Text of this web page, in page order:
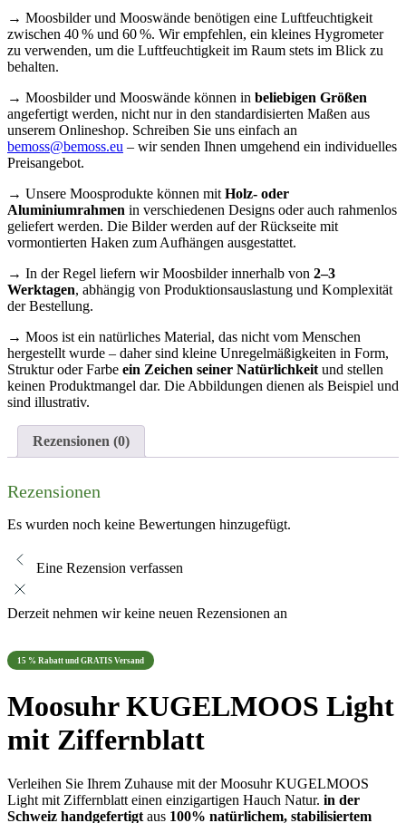
→ Moosbilder und Mooswände benötigen eine Luftfeuchtigkeit
zwischen 40 % und 60 %. Wir empfehlen, ein kleines Hygrometer
zu verwenden, um die Luftfeuchtigkeit im Raum stets im Blick zu
behalten.
→ Moosbilder und Mooswände können in beliebigen Größen
angefertigt werden, nicht nur in den standardisierten Maßen aus
unserem Onlineshop. Schreiben Sie uns einfach an
bemoss@bemoss.eu – wir senden Ihnen umgehend ein individuelles
Preisangebot.
→ Unsere Moosprodukte können mit Holz- oder
Aluminiumrahmen in verschiedenen Designs oder auch rahmenlos
geliefert werden. Die Bilder werden auf der Rückseite mit
vormontierten Haken zum Aufhängen ausgestattet.
→ In der Regel liefern wir Moosbilder innerhalb von 2–3
Werktagen, abhängig von Produktionsauslastung und Komplexität
der Bestellung.
→ Moos ist ein natürliches Material, das nicht vom Menschen
hergestellt wurde – daher sind kleine Unregelmäßigkeiten in Form,
Struktur oder Farbe ein Zeichen seiner Natürlichkeit und stellen
keinen Produktmangel dar. Die Abbildungen dienen als Beispiel und
sind illustrativ.
Rezensionen (0)
Rezensionen
Es wurden noch keine Bewertungen hinzugefügt.
Eine Rezension verfassen
Derzeit nehmen wir keine neuen Rezensionen an
15 % Rabatt und GRATIS Versand
Moosuhr KUGELMOOS Light
mit Ziffernblatt
Verleihen Sie Ihrem Zuhause mit der Moosuhr KUGELMOOS
Light mit Ziffernblatt einen einzigartigen Hauch Natur. in der
Schweiz handgefertigt aus 100% natürlichem, stabilisiertem